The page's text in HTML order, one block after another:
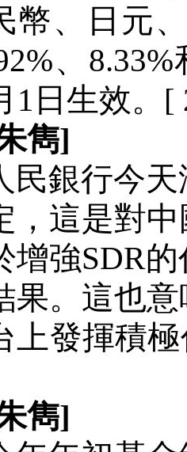
幣、日元
、
1日生效。[
雋]
民銀行今
，這是對
增強SDR
果。這也
上發揮積
雋]